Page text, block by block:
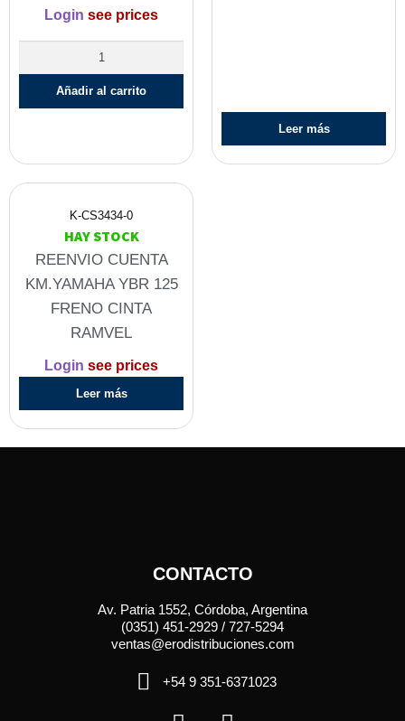
Login see prices
Añadir al carrito
Leer más
K-CS3434-0
HAY STOCK
REENVIO CUENTA
KM.YAMAHA YBR 125
FRENO CINTA
RAMVEL
Login see prices
Leer más
CONTACTO
Av. Patria 1552, Córdoba, Argentina
(0351) 451-2929 / 727-5294
ventas@erodistribuciones.com
+54 9 351-6371023